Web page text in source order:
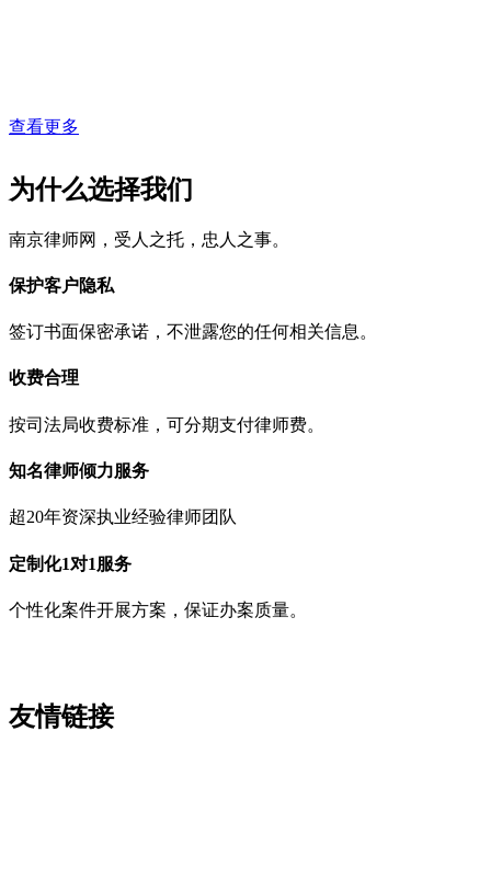
查看更多
为什么选择我们
南京律师网，受人之托，忠人之事。
保护客户隐私
签订书面保密承诺，不泄露您的任何相关信息。
收费合理
按司法局收费标准，可分期支付律师费。
知名律师倾力服务
超20年资深执业经验律师团队
定制化1对1服务
个性化案件开展方案，保证办案质量。
友情链接